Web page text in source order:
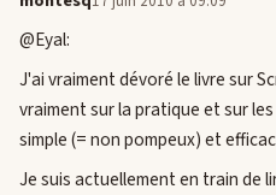
@Eyal:
J'ai vraiment dévoré le livre sur
vraiment sur la pratique et sur
simple (= non pompeux) et
Je suis actuellement en train de